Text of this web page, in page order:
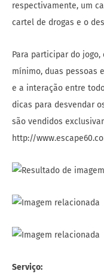
respectivamente, um
cartel de drogas e o
Para participar do
mínimo, duas pessoas
e a interação entre
dicas para desvendar
são vendidos
http://
Serviço: